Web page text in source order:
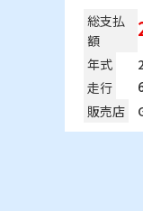
総支払
額
年式
走行
販売店